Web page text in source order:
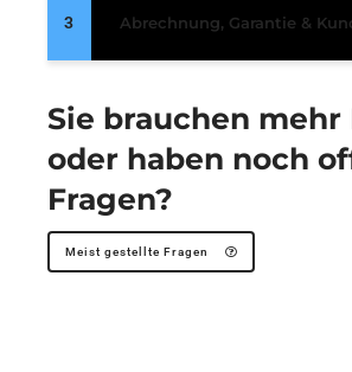
3 Abrechnung, Garantie &
Sie brauchen mehr
oder haben noch
Fragen?
Meist gestellte Fragen